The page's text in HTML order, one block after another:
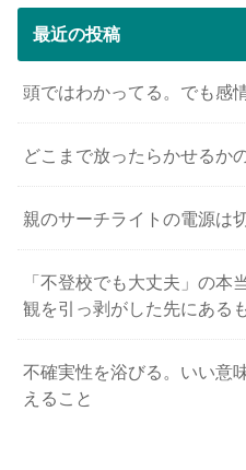
最近の投稿
頭ではわかってる。でも感
どこまで放ったらかせるか
親のサーチライトの電源は
「不登校でも大丈夫」の本
観を引っ剥がした先にある
不確実性を浴びる。いい意
えること